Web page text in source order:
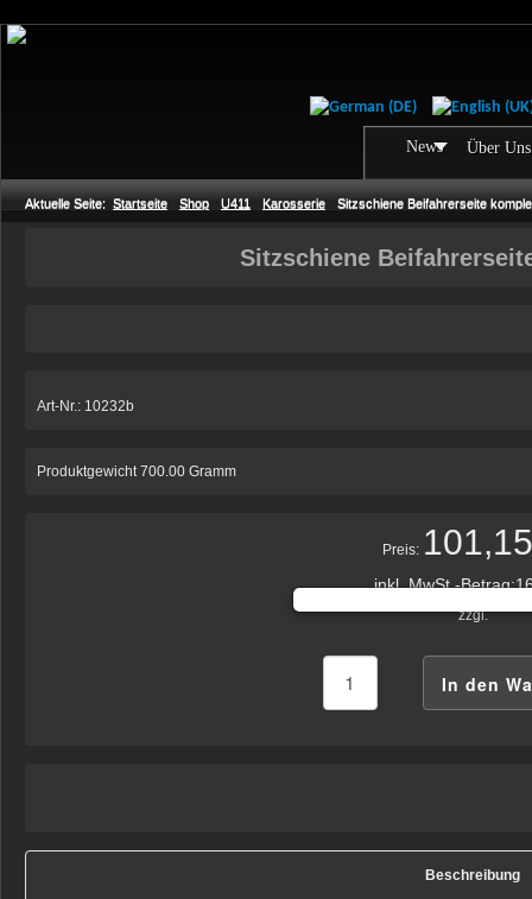
News Über Uns
Aktuelle Seite: Startseite Shop U411 Karosserie Sitzschiene Beifahrerseite
Sitzschiene
Art-Nr.: 10232b
Produktgewicht 700.00 Gramm
Preis:
inkl. MwSt.-Betrag:
zzgl.
Beschreibung